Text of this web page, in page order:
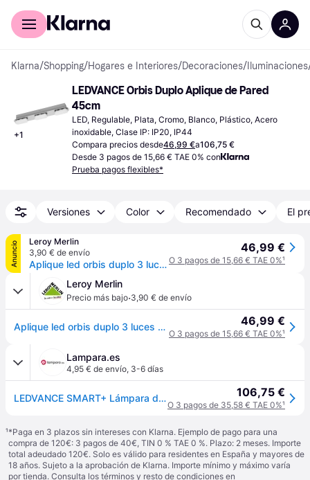
Comprar con Klarna
Klarna/Shopping/Hogares e Interiores/Decoraciones/ Iluminaciones
+1
LEDVANCE Orbis Duplo Aplique de Pared
45cm
LED, Regulable, Plata, Cromo, Blanco, Plástico, Acero
inoxidable, Clase IP: IP20, IP44
Compara precios desde46,99 €a106,75 €
Desde 3 pagos de 15,66 € TAE 0% con
Prueba pagos flexibles*
Versiones Color Recomendado El
Anuncio
Leroy Merlin
3,90 € de envío
Aplique led orbis duplo 3 luces 20w wifi ip44 cromado
46,99 €
O 3 pagos de 15,66 € TAE 0%¹
Leroy Merlin
Precio más bajo·3,90 € de envío
Aplique led orbis duplo 3 luces 20w wifi ip44 cromado 46,99 €
O 3 pagos de 15,66 € TAE 0%¹
Lampara.es
4,95 € de envío, 3-6 días
LEDVANCE SMART+ Lámpara de techo inteligente ; smart Orbis Wall Duplo, atenuable, Cromo / Plata, Cuarto de baño, Plástico, Moderno 106,75 €
O 3 pagos de 35,58 € TAE 0%¹
¹*Paga en 3 plazos sin intereses con Klarna. Ejemplo de pago para una
compra de 120€: 3 pagos de 40€, TIN 0 % TAE 0 %. Plazo: 2 meses. Importe
total adeudado 120€. Solo es válido para residentes en España y mayores de
18 años. Sujeto a la aprobación de Klarna. Importe mínimo y máximo varía
por tienda. Consulta los términos y resto de condiciones en